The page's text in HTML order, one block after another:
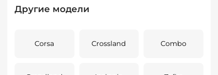
Другие модели
Corsa Crossland Combo